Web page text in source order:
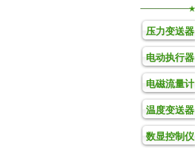
压力变送器
电动执行器
电磁流量计
温度变送器
数显控制仪